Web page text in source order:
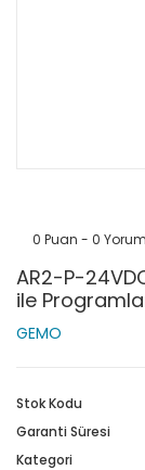
0 Puan - 0 Yorum
AR2-P-
ile
GEMO
Stok Kodu
Garanti Süresi
Kategori